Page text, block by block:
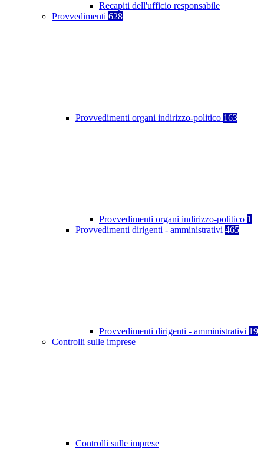
Recapiti dell'ufficio responsabile
Provvedimenti 628
Provvedimenti organi indirizzo-politico 163
Provvedimenti organi indirizzo-politico 1
Provvedimenti dirigenti - amministrativi 465
Provvedimenti dirigenti - amministrativi 19
Controlli sulle imprese
Controlli sulle imprese